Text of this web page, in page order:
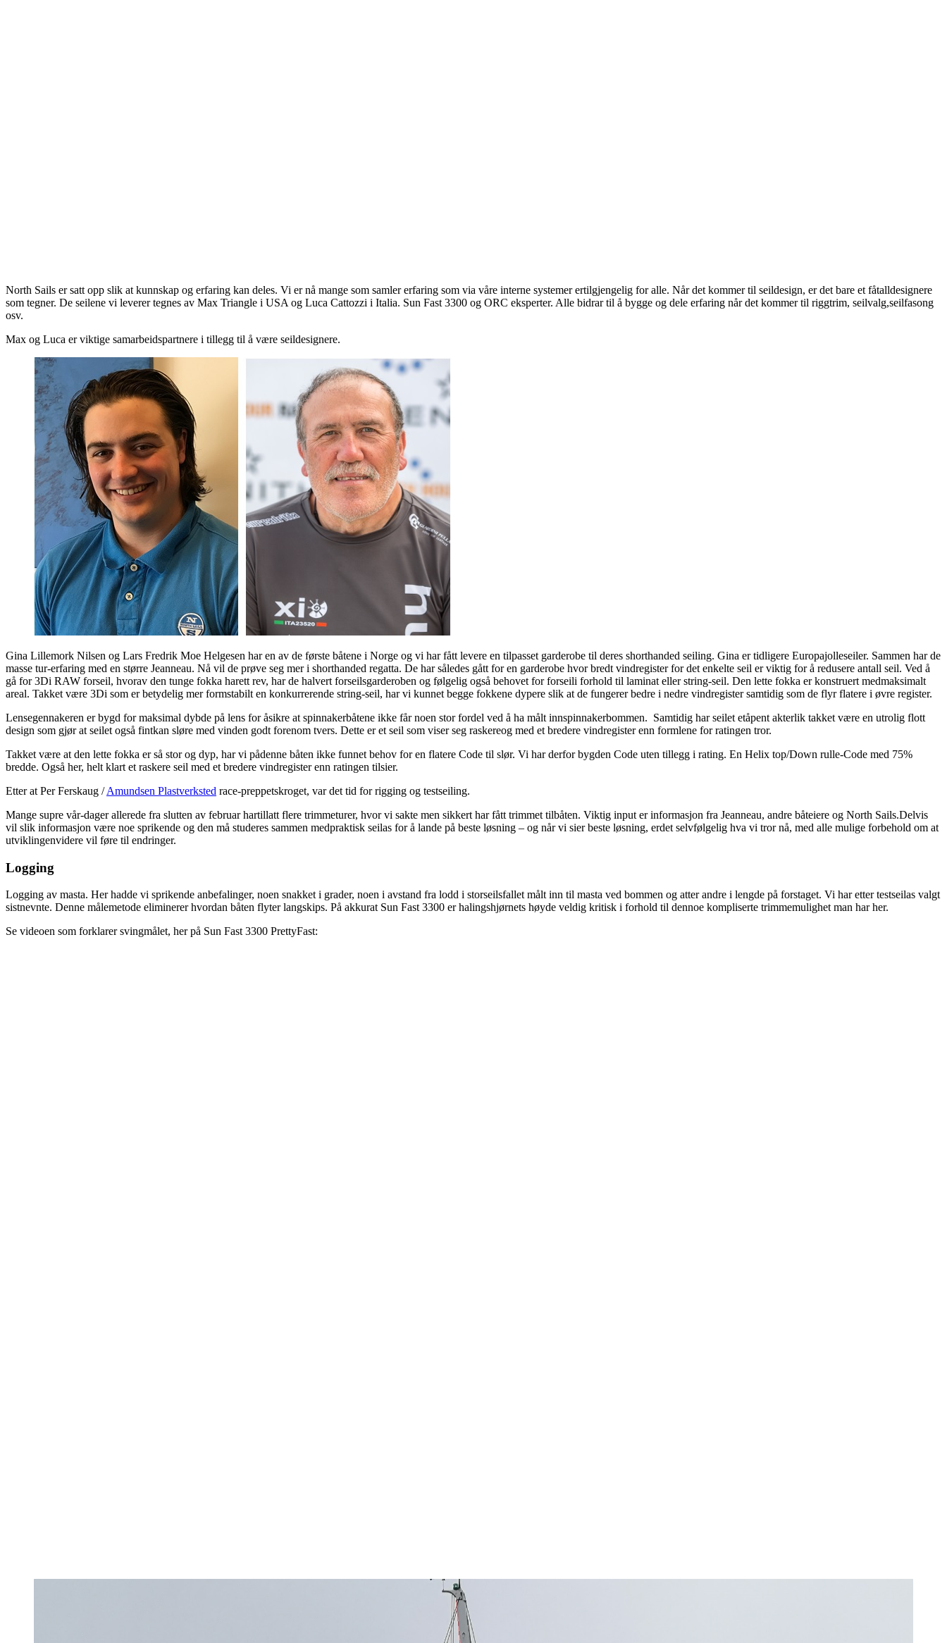
North Sails er satt opp slik at kunnskap og erfaring kan deles. Vi er nå mange som samler erfaring som via våre interne systemer ertilgjengelig for alle. Når det kommer til seildesign, er det bare et fåtalldesignere
som tegner. De seilene vi leverer tegnes av Max Triangle i USA og Luca Cattozzi i Italia. Sun Fast 3300 og ORC eksperter. Alle bidrar til å bygge og dele erfaring når det kommer til riggtrim, seilvalg,seilfasong
osv.
Max og Luca er viktige samarbeidspartnere i tillegg til å være seildesignere.
Gina Lillemork Nilsen og Lars Fredrik Moe Helgesen har en av de første båtene i Norge og vi har fått levere en tilpasset garderobe til deres shorthanded seiling. Gina er tidligere Europajolleseiler. Sammen har de
masse tur-erfaring med en større Jeanneau. Nå vil de prøve seg mer i shorthanded regatta. De har således gått for en garderobe hvor bredt vindregister for det enkelte seil er viktig for å redusere antall seil. Ved å
gå for 3Di RAW forseil, hvorav den tunge fokka harett rev, har de halvert forseilsgarderoben og følgelig også behovet for forseili forhold til laminat eller string-seil. Den lette fokka er konstruert medmaksimalt
areal. Takket være 3Di som er betydelig mer formstabilt en konkurrerende string-seil, har vi kunnet begge fokkene dypere slik at de fungerer bedre i nedre vindregister samtidig som de flyr flatere i øvre register.
Lensegennakeren er bygd for maksimal dybde på lens for åsikre at spinnakerbåtene ikke får noen stor fordel ved å ha målt innspinnakerbommen. Samtidig har seilet etåpent akterlik takket være en utrolig flott
design som gjør at seilet også fintkan sløre med vinden godt forenom tvers. Dette er et seil som viser seg raskereog med et bredere vindregister enn formlene for ratingen tror.
Takket være at den lette fokka er så stor og dyp, har vi pådenne båten ikke funnet behov for en flatere Code til slør. Vi har derfor bygden Code uten tillegg i rating. En Helix top/Down rulle-Code med 75%
bredde. Også her, helt klart et raskere seil med et bredere vindregister enn ratingen tilsier.
Etter at Per Ferskaug /Amundsen Plastverksted race-preppetskroget, var det tid for rigging og testseiling.
Mange supre vår-dager allerede fra slutten av februar hartillatt flere trimmeturer, hvor vi sakte men sikkert har fått trimmet tilbåten. Viktig input er informasjon fra Jeanneau, andre båteiere og North Sails.Delvis
vil slik informasjon være noe sprikende og den må studeres sammen medpraktisk seilas for å lande på beste løsning – og når vi sier beste løsning, erdet selvfølgelig hva vi tror nå, med alle mulige forbehold om at
utviklingenvidere vil føre til endringer.
Logging
Logging av masta. Her hadde vi sprikende anbefalinger, noen snakket i grader, noen i avstand fra lodd i storseilsfallet målt inn til masta ved bommen og atter andre i lengde på forstaget. Vi har etter testseilas valgt
sistnevnte. Denne målemetode eliminerer hvordan båten flyter langskips. På akkurat Sun Fast 3300 er halingshjørnets høyde veldig kritisk i forhold til dennoe kompliserte trimmemulighet man har her.
Se videoen som forklarer svingmålet, her på Sun Fast 3300 PrettyFast: